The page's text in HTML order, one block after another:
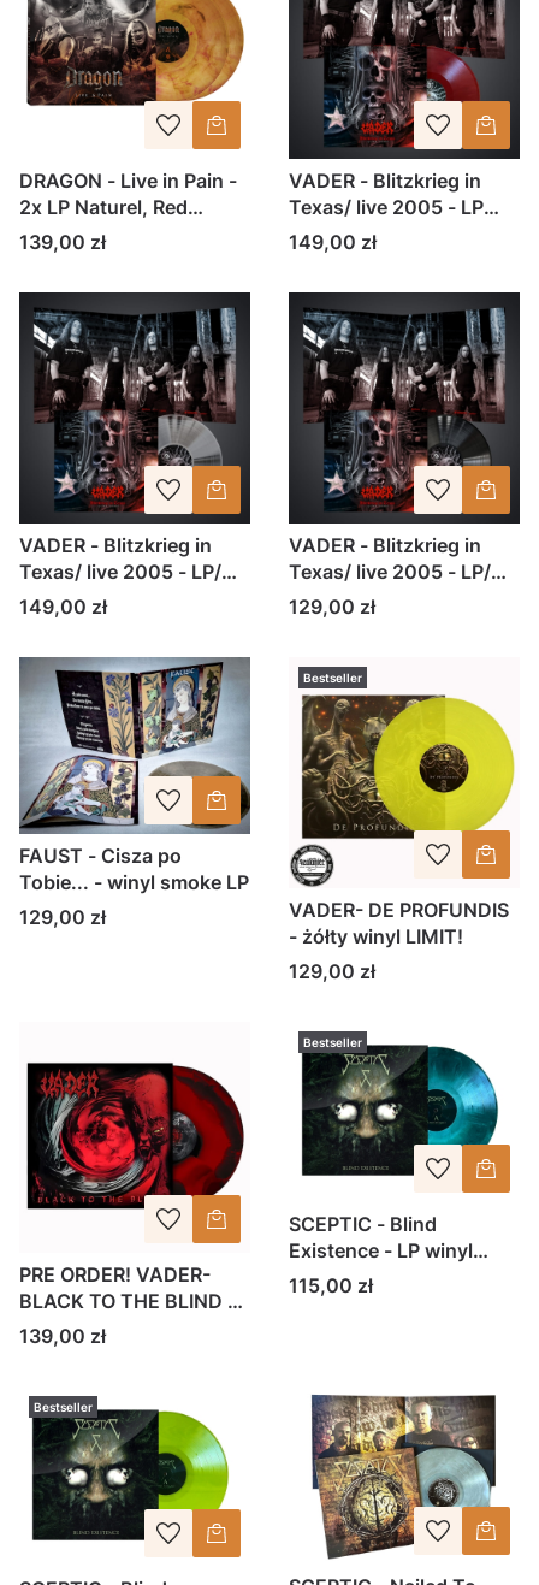
DRAGON - Live in Pain -
2x LP Naturel, Red
Opaque / Yellow
Cena
139,00 zł
VADER - Blitzkrieg in
Texas/ live 2005 - LP
czerwony marble
Cena
149,00 zł
VADER - Blitzkrieg in
Texas/ live 2005 - LP/
CLEAR winyl
Cena
149,00 zł
VADER - Blitzkrieg in
Texas/ live 2005 - LP/
czarny winyl
Cena
129,00 zł
FAUST - Cisza po
Tobie... - winyl smoke LP
Cena
129,00 zł
Bestseller
VADER- DE PROFUNDIS
- żółty winyl LIMIT!
Cena
129,00 zł
PRE ORDER! VADER-
BLACK TO THE BLIND -
winyl czarno-czerwony
Cena
139,00 zł
Bestseller
SCEPTIC - Blind
Existence - LP winyl
Galaxy Green
Cena
115,00 zł
Bestseller